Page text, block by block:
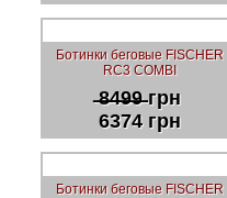
Ботинки беговые FISCHER
RC3 COMBI
̶8̶4̶9̶9̶ грн
6374 грн
Ботинки беговые FISCHER